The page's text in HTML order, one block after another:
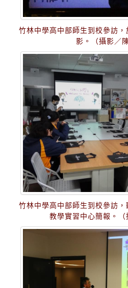
竹林中學高中部師生到校參訪
影。（攝影／
竹林中學高中部師生到校參訪
教學實習中心簡報。（